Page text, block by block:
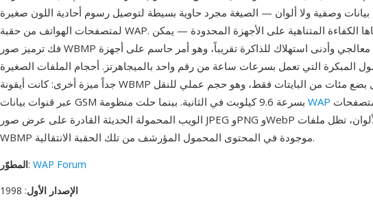
وصفية ولا ألوان — الصيغة مجرد حاوية بسيطة لتوصيل رسوم أحادية اللون صغيرة
لمتصفحات الهواتف من حقبة WAP. من أبرز مزاياها الكفاءة المتناهية على الأجهزة المحدودة — يمكن
فك ترميز صور WBMP بأقل عبء معالجي وأدنى استهلاك للذاكرة تقريباً، وهو أمر حاسم على أجهزة
المبكرة التي تعمل بسرعات ساعة من رقم واحد بالميجاهرتز. أحجام الملفات الصغيرة
جداً ميزة أخرى: كانت أيقونة WBMP النموذجية تشغل بضع مئات من البايتات فقط، وهو حجم عملي للنقل
WAP
الويب المحمولة الحديثة القادرة على عرض صور JPEG وPNG وWebP كاملة الألوان، تظل ملفات
WBMP موجودة في المحتوى المحمول المؤرشف من تلك الحقبة الانتقالية.
المطوّر: WAP Forum
الإصدار الأول: 1998